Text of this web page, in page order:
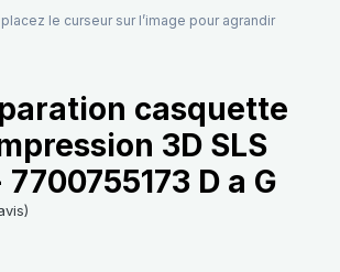
le curseur sur l’image pour agrandir
casquette
3D SLS
D a G